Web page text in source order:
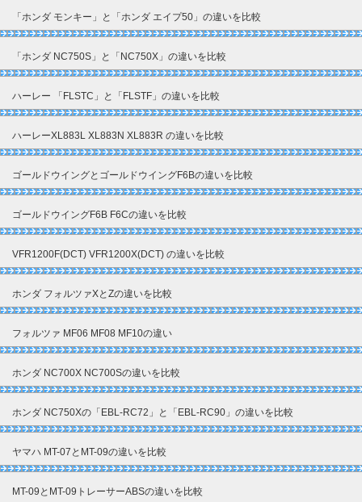
「ホンダ モンキー」と「ホンダ エイプ50」の違いを比較
「ホンダ NC750S」と「NC750X」の違いを比較
ハーレー 「FLSTC」と「FLSTF」の違いを比較
ハーレーXL883L XL883N XL883R の違いを比較
ゴールドウイングとゴールドウイングF6Bの違いを比較
ゴールドウイングF6B F6Cの違いを比較
VFR1200F(DCT) VFR1200X(DCT) の違いを比較
ホンダ フォルツァXとZの違いを比較
フォルツァ MF06 MF08 MF10の違い
ホンダ NC700X NC700Sの違いを比較
ホンダ NC750Xの「EBL-RC72」と「EBL-RC90」の違いを比較
ヤマハ MT-07とMT-09の違いを比較
MT-09とMT-09トレーサーABSの違いを比較